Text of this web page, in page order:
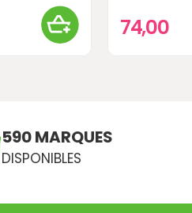
74,00
590 MARQUES
DISPONIBLES